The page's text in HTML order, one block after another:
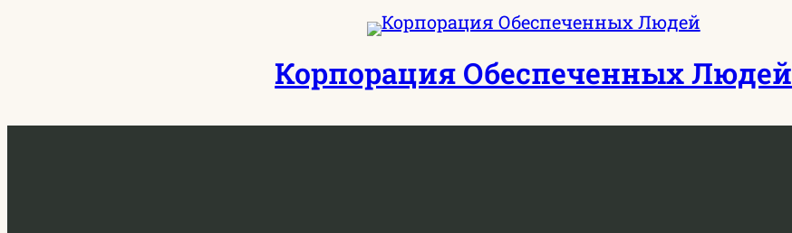
Корпорация Обеспеченных Людей